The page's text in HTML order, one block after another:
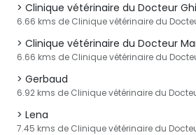
Clinique vétérinaire du Docteur
6.66 kms de Clinique vétérinaire du
Clinique vétérinaire du Docteur
6.66 kms de Clinique vétérinaire du
Gerbaud
6.92 kms de Clinique vétérinaire du
Lena
7.45 kms de Clinique vétérinaire du